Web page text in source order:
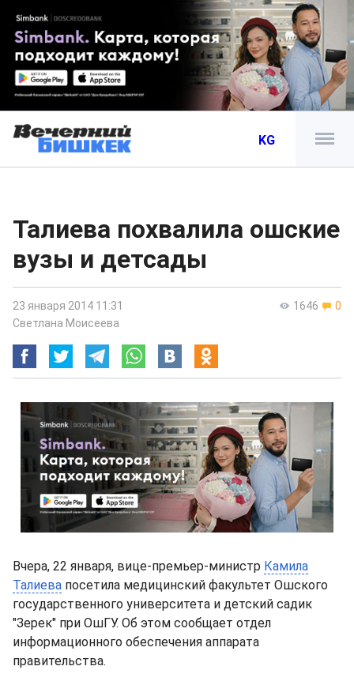
KG
Талиева похвалила ошские
вузы и детсады
1646 0
23 января 2014 11:31
Светлана Моисеева
Вчера, 22 января, вице-премьер-министр Камила
Талиева посетила медицинский факультет Ошского
государственного университета и детский садик
"Зерек" при ОшГУ. Об этом сообщает отдел
информационного обеспечения аппарата
правительства.